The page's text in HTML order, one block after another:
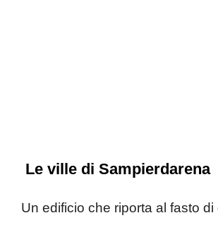
Le ville di Sampierdarena
Un edificio che riporta al fasto di